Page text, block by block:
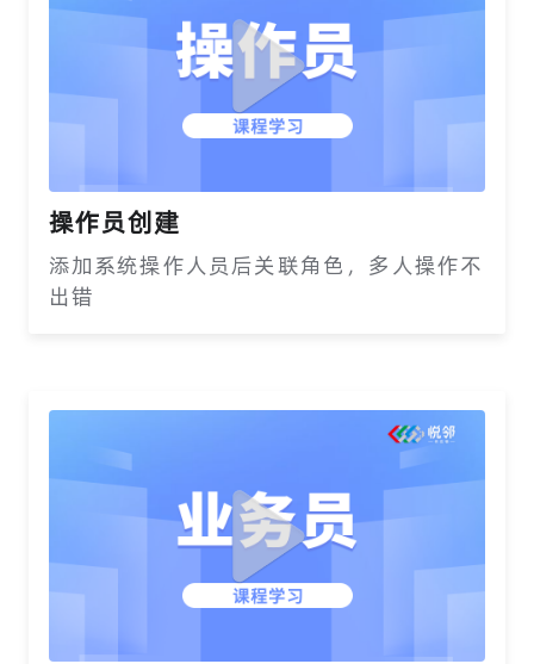
操作员创建
添加系统操作人员后关联角色，多人操作不
出错